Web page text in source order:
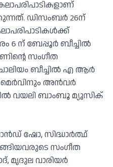
ഡിസംബർ 26ന്
ന് ബേപ്പൂർ ബീച്ചിൽ
സംഗീത
ബീച്ചിൽ എ ആർ
മെർവിനും അൻവർ
വയലി ബാംബൂ മ്യൂസിക്
ഷോ, സിദ്ധാർത്ഥ്
സംഗീത
മൃദുല വാരിയർ